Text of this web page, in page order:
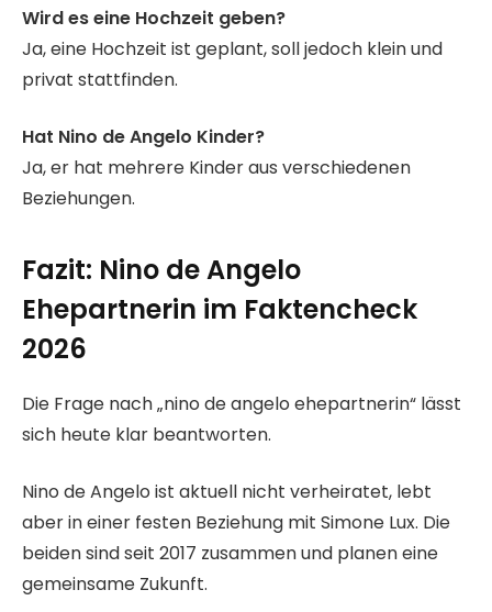
Wird es eine Hochzeit geben?
Ja, eine Hochzeit ist geplant, soll jedoch klein und
privat stattfinden.
Hat Nino de Angelo Kinder?
Ja, er hat mehrere Kinder aus verschiedenen
Beziehungen.
Fazit: Nino de Angelo
Ehepartnerin im Faktencheck
2026
Die Frage nach „nino de angelo ehepartnerin“ lässt
sich heute klar beantworten.
Nino de Angelo ist aktuell nicht verheiratet, lebt
aber in einer festen Beziehung mit Simone Lux. Die
beiden sind seit 2017 zusammen und planen eine
gemeinsame Zukunft.